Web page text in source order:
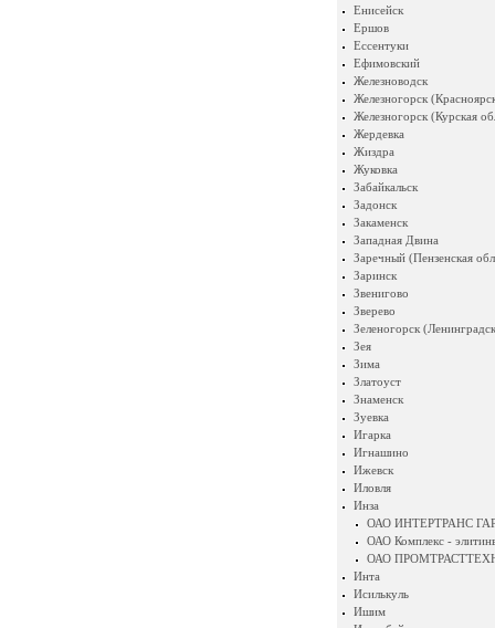
Енисейск
Ершов
Ессентуки
Ефимовский
Железноводск
Железногорск
Железногорск (Курская
Жердевка
Жиздра
Жуковка
Забайкальск
Задонск
Закаменск
Западная Двина
Заречный (Пензенская
Заринск
Звенигово
Зверево
Зеленогорск
Зея
Зима
Златоуст
Знаменск
Зуевка
Игарка
Игнашино
Ижевск
Иловля
Инза
ОАО ИНТЕРТРАНС
ОАО Комплекс -
ОАО
Инта
Исилькуль
Ишим